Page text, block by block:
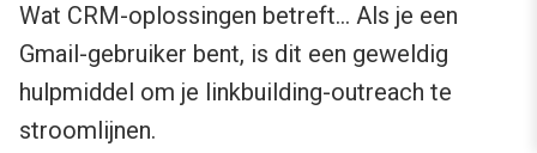
Wat CRM-oplossingen betreft… Als je een
Gmail-gebruiker bent, is dit een geweldig
hulpmiddel om je linkbuilding-outreach te
stroomlijnen.